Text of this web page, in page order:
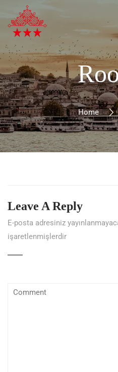
Home
Leave A Reply
E-posta adresiniz
işaretlenmişlerdir